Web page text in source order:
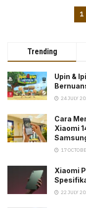
1
Trending
Upin &
24 JULY
Cara
Xiaomi
17
Xiaomi
22 JULY